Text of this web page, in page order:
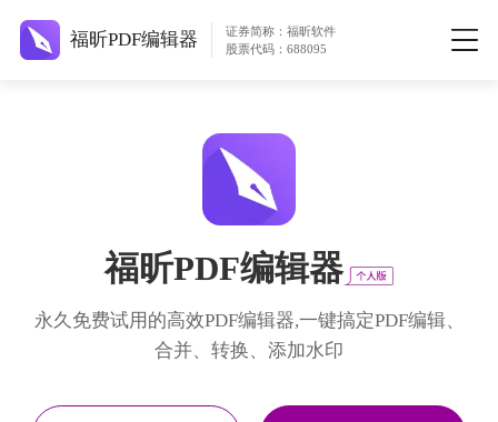
福昕PDF编辑器
证券简称：福昕软件
股票代码：688095
福昕PDF编辑器
永久免费试用的高效PDF编辑器,一键搞定PDF编辑、
合并、转换、添加水印